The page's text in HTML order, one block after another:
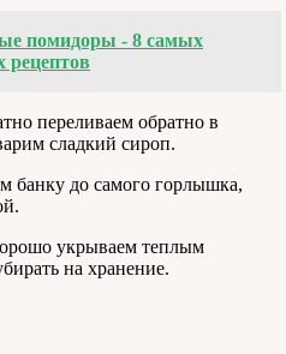
помидоры - 8 самых
рецептов
переливаем обратно в
сладкий сироп.
банку до самого горлышка,
укрываем теплым
на хранение.